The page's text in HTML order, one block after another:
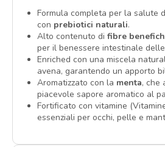
Formula completa per la salute
con prebiotici naturali.
Alto contenuto di fibre
per il benessere intestinale
Enriched con una miscela
avena, garantendo un apporto
Aromatizzato con la menta, che
piacevole sapore aromatico al
Fortificato con vitamine
essenziali per occhi, pelle e